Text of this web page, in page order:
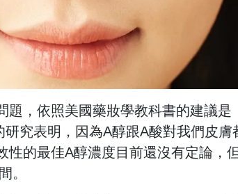
題，依照美國藥妝學教科書的建議是
究表明，因為A醇跟A酸對我們皮膚
性的最佳A醇濃度目前還沒有定論，
。